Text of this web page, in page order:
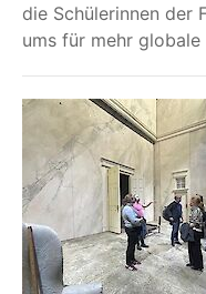
die Schü­le­rin­nen der
ums für mehr